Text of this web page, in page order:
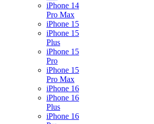
iPhone 14
Pro Max
iPhone 15
iPhone 15
Plus
iPhone 15
Pro
iPhone 15
Pro Max
iPhone 16
iPhone 16
Plus
iPhone 16